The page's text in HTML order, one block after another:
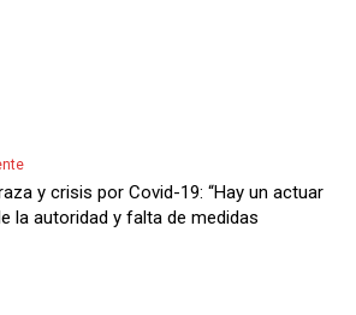
y crisis por Covid-19: “Hay un actuar
la autoridad y falta de medidas